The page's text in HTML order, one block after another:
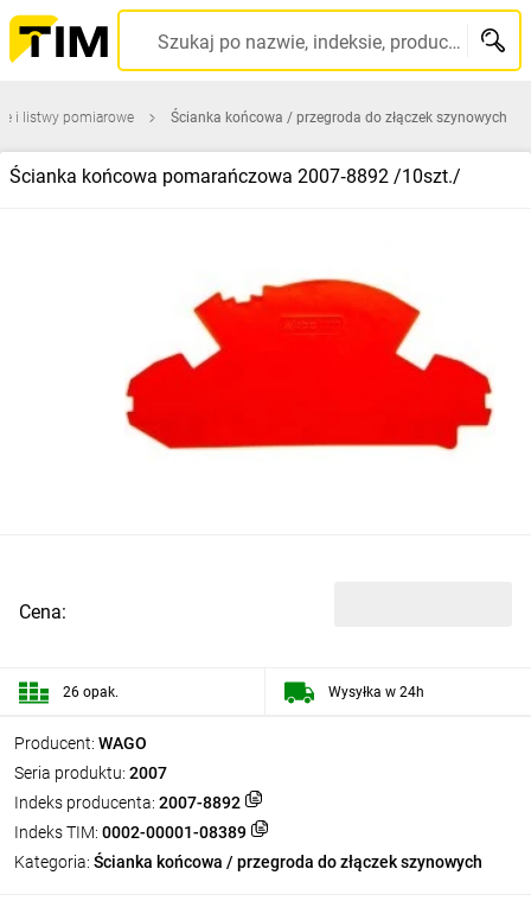
Szukaj po nazwie, indeksie, producencie, kodzie kreskowym...
i listwy pomiarowe Ścianka końcowa / przegroda do złączek szynowych
Ścianka końcowa pomarańczowa 2007‑8892 /10szt./
Producent: WAGO
Seria produktu: 2007
Indeks producenta: 2007-8892
Indeks TIM: 0002-00001-08389
Kategoria: Ścianka końcowa / przegroda do złączek szynowych
Cena:
26 opak. Wysyłka w 24h